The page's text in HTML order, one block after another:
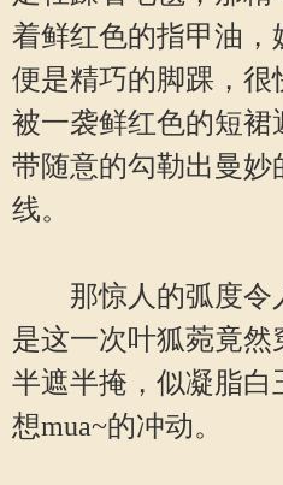
着鲜红色的指甲油，
便是精巧的脚踝，很
被一袭鲜红色的短裙
带随意的勾勒出曼妙
线。
那惊人的弧度令
是这一次叶狐菀竟然
半遮半掩，似凝脂白
想mua~的冲动。